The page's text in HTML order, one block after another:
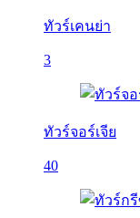
ทัวร์เคนย่า
3
ทัวร์จอร์เจีย
40